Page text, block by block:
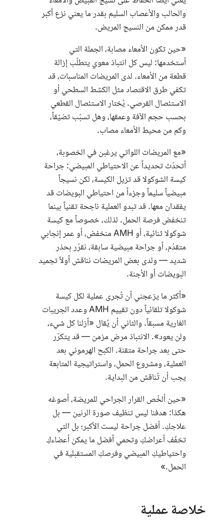
والحالب والأعصاب السليم بقدر ما يعني نزع أكبر
قدر ممكن من النسيج المريض.
«حين تكون الأمعاء مصابة، الجملة التي
أستخدمها: ليس كل انتباذ معوي يتطلّب إزالة
قطعة من الأمعاء. لدى المريضات المناسبات، قد
تكفي طرق الاقتصاد مثل الكشط السطحي أو
الاستئصال القرصي. يُختار الاستئصال القطعي
بحسب حجم الآفة وعمقها، وهل تسبّب تضيّقاً،
وكم من محيط الأمعاء مصاب.
«مع المريضات اللواتي يرغبن في الخصوبة،
أتحدّث تحديداً عن الاحتياطي المبيضي: جراحة
كيسة الشوكولا قد تزيل الكيسة، لكن نسيجاً
مبيضياً سليماً وجزءاً من احتياطي البويضات قد
يفقدان معها. قد تبدو العملية ناجحة تقنياً بينما
تنخفض فرصة الحمل. لذلك، خصوصاً مع كيسة
شوكولا ثنائية، أوAMHمنخفض، أو عمر إنجابي
متقدّم، أو جراحة مبيضية سابقة، نقرّر بحذر
شديد — ولدى بعض المريضات نناقش أولاً تجميد
البويضات أو الأجنة.
«أكثر ما يزعجني أن تُجرى عملية لكل كيسة
شوكولا تلقائياً دون تقييم AMHوعدد الجريبات
الغارية مسبقاً. والثاني أن يُقال «أزلنا كل شيء،
ولن يعود». الانتباذ مرض مزمن — قد يتكرّر
حتى بعد جراحة متقنة. الكبح الهرموني بعد
العملية، ومشروع الحمل، واستراتيجية المتابعة
يجب أن تُناقش من البداية.
«حين ألخّص القرار الجراحي للمريضة، أصوغه
هكذا: هدفنا ليس تنظيف صورة الرنين — بل
علاجكِ. أفضل جراحة ليست الأكبر؛ بل التي
تخفّف أعراضكِ وتحمي أفضل ما يمكن أعضاءكِ
واحتياطيكِ المبيضي وفرصكِ المستقبلية في
الحمل.»
خلاصة عملية